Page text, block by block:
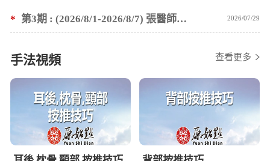
* 第3期 : (2026/8/1-2026/8/7) 張醫師親自培訓手法 廣州基礎班7 天錄取名單公告 2026/07/29
手法視頻 查看更多